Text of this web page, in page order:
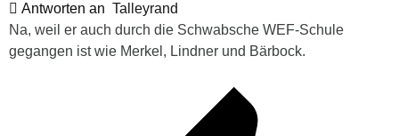
Antworten an Talleyrand
Na, weil er auch durch die Schwabsche WEF-Schule
gegangen ist wie Merkel, Lindner und Bärbock.